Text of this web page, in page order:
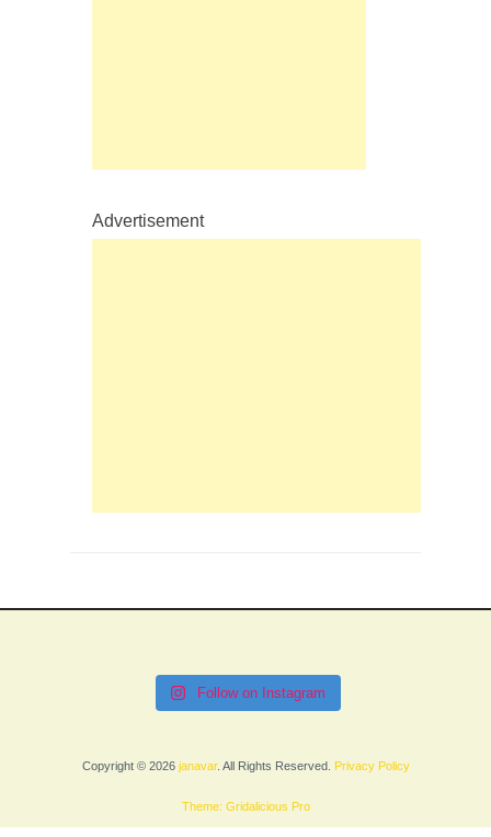
Advertisement
Follow on Instagram
Copyright © 2026 janavar. All Rights Reserved. Privacy Policy
Theme: Gridalicious Pro